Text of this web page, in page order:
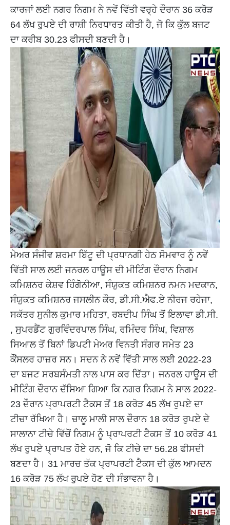
ਕਾਰਜਾਂ ਲਈ ਨਗਰ ਨਿਗਮ ਨੇ ਨਵੇਂ ਵਿੱਤੀ ਵਰ੍ਹੇ ਦੌਰਾਨ 36 ਕਰੋੜ
64 ਲੱਖ ਰੁਪਏ ਦੀ ਰਾਸ਼ੀ ਨਿਰਧਾਰਤ ਕੀਤੀ ਹੈ, ਜੋ ਕਿ ਕੁੱਲ ਬਜਟ
ਦਾ ਕਰੀਬ 30.23 ਫੀਸਦੀ ਬਣਦੀ ਹੈ।
ਮੇਅਰ ਸੰਜੀਵ ਸ਼ਰਮਾ ਬਿੱਟੂ ਦੀ ਪ੍ਰਧਾਨਗੀ ਹੇਠ ਸੋਮਵਾਰ ਨੂੰ ਨਵੇਂ
ਵਿੱਤੀ ਸਾਲ ਲਈ ਜਨਰਲ ਹਾਊਸ ਦੀ ਮੀਟਿੰਗ ਦੌਰਾਨ ਨਿਗਮ
ਕਮਿਸ਼ਨਰ ਕੇਸ਼ਵ ਹਿੰਗੋਨੀਆ, ਸੰਯੁਕਤ ਕਮਿਸ਼ਨਰ ਨਮਨ ਮਦਕਾਨ,
ਸੰਯੁਕਤ ਕਮਿਸ਼ਨਰ ਜਸਲੀਨ ਕੌਰ, ਡੀ.ਸੀ.ਐਫ.ਏ ਨੀਰਜ ਰਹੇਜਾ,
ਸਕੱਤਰ ਸੁਨੀਲ ਕੁਮਾਰ ਮਹਿਤਾ, ਰਬਦੀਪ ਸਿੰਘ ਤੋਂ ਇਲਾਵਾ ਡੀ.ਸੀ.
, ਸੁਪਰਡੈਂਟ ਗੁਰਵਿੰਦਰਪਾਲ ਸਿੰਘ, ਰਮਿੰਦਰ ਸਿੰਘ, ਵਿਸ਼ਾਲ
ਸਿਆਲ ਤੋਂ ਬਿਨਾਂ ਡਿਪਟੀ ਮੇਅਰ ਵਿਨਤੀ ਸੰਗਰ ਸਮੇਤ 23
ਕੌਂਸਲਰ ਹਾਜ਼ਰ ਸਨ। ਸਦਨ ਨੇ ਨਵੇਂ ਵਿੱਤੀ ਸਾਲ ਲਈ 2022-23
ਦਾ ਬਜਟ ਸਰਬਸੰਮਤੀ ਨਾਲ ਪਾਸ ਕਰ ਦਿੱਤਾ। ਜਨਰਲ ਹਾਊਸ ਦੀ
ਮੀਟਿੰਗ ਦੌਰਾਨ ਦੱਸਿਆ ਗਿਆ ਕਿ ਨਗਰ ਨਿਗਮ ਨੇ ਸਾਲ 2022-
23 ਦੌਰਾਨ ਪ੍ਰਾਪਰਟੀ ਟੈਕਸ ਤੋਂ 18 ਕਰੋੜ 45 ਲੱਖ ਰੁਪਏ ਦਾ
ਟੀਚਾ ਰੱਖਿਆ ਹੈ। ਚਾਲੂ ਮਾਲੀ ਸਾਲ ਦੌਰਾਨ 18 ਕਰੋੜ ਰੁਪਏ ਦੇ
ਸਾਲਾਨਾ ਟੀਚੇ ਵਿੱਚੋਂ ਨਿਗਮ ਨੂੰ ਪ੍ਰਾਪਰਟੀ ਟੈਕਸ ਤੋਂ 10 ਕਰੋੜ 41
ਲੱਖ ਰੁਪਏ ਪ੍ਰਾਪਤ ਹੋਏ ਹਨ, ਜੋ ਕਿ ਟੀਚੇ ਦਾ 56.28 ਫੀਸਦੀ
ਬਣਦਾ ਹੈ। 31 ਮਾਰਚ ਤੱਕ ਪ੍ਰਾਪਰਟੀ ਟੈਕਸ ਦੀ ਕੁੱਲ ਆਮਦਨ
16 ਕਰੋੜ 75 ਲੱਖ ਰੁਪਏ ਹੋਣ ਦੀ ਸੰਭਾਵਨਾ ਹੈ।